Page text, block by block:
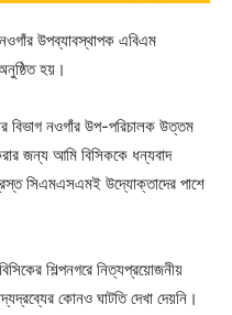
উপব্যাবস্থাপক এবিএম
হয়।
বিভাগ নওগাঁর উপ-পরিচালক উত্তম
জন্য আমি বিসিককে ধন্যবাদ
সিএমএসএমই উদ্যোক্তাদের পাশে
শিল্পনগরে নিত্যপ্রয়োজনীয়
কোনও ঘাটতি দেখা দেয়নি।